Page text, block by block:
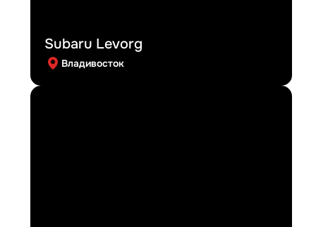
Subaru Levorg
Владивосток